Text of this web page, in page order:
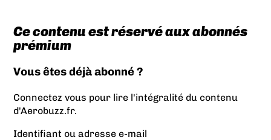
Ce contenu est réservé aux abonnés
prémium
Vous êtes déjà abonné ?
Connectez vous pour lire l'intégralité du contenu
d'Aerobuzz.fr.
Identifiant ou adresse e-mail